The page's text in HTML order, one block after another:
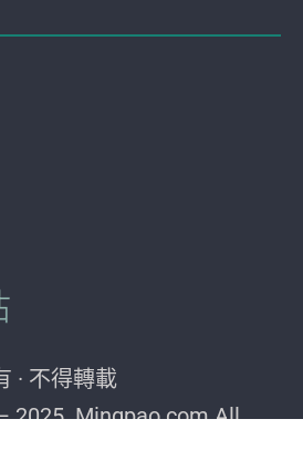
· 不得轉載
2025. Mingpao.com All